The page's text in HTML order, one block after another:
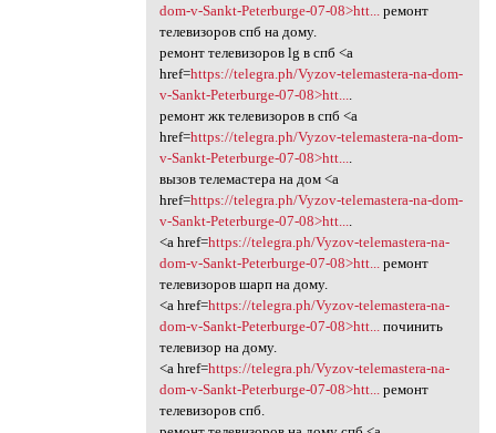
dom-v-Sankt-Peterburge-07-08>htt...
ремонт
телевизоров спб на дому.
ремонт телевизоров lg в спб <a
href=https://telegra.ph/Vyzov-telemastera-na-dom-
v-Sankt-Peterburge-07-08>htt...
ремонт жк телевизоров в спб <a
href=https://telegra.ph/Vyzov-telemastera-na-dom-
v-Sankt-Peterburge-07-08>htt...
вызов телемастера на дом <a
href=https://telegra.ph/Vyzov-telemastera-na-dom-
v-Sankt-Peterburge-07-08>htt...
<a href=https://telegra.ph/Vyzov-telemastera-na-
dom-v-Sankt-Peterburge-07-08>htt...
ремонт
телевизоров шарп на дому.
<a href=https://telegra.ph/Vyzov-telemastera-na-
dom-v-Sankt-Peterburge-07-08>htt...
починить
телевизор на дому.
<a href=https://telegra.ph/Vyzov-telemastera-na-
dom-v-Sankt-Peterburge-07-08>htt...
ремонт
телевизоров спб.